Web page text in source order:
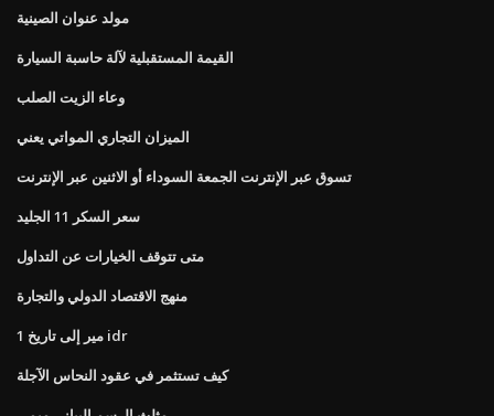
مولد عنوان الصينية
القيمة المستقبلية لآلة حاسبة السيارة
وعاء الزيت الصلب
الميزان التجاري المواتي يعني
تسوق عبر الإنترنت الجمعة السوداء أو الاثنين عبر الإنترنت
سعر السكر 11 الجليد
متى تتوقف الخيارات عن التداول
منهج الاقتصاد الدولي والتجارة
1 مير إلى تاريخ idr
كيف تستثمر في عقود النحاس الآجلة